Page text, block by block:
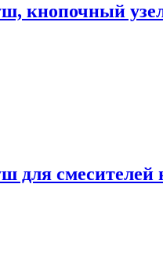
кнопочный
для смесителей